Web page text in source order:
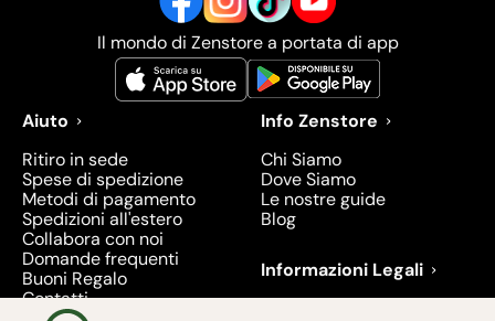
Il mondo di Zenstore a portata di app
Aiuto
Ritiro in sede
Spese di spedizione
Metodi di pagamento
Spedizioni all'estero
Collabora con noi
Domande frequenti
Buoni Regalo
Contatti
Info Zenstore
Chi Siamo
Dove Siamo
Le nostre guide
Blog
Informazioni Legali